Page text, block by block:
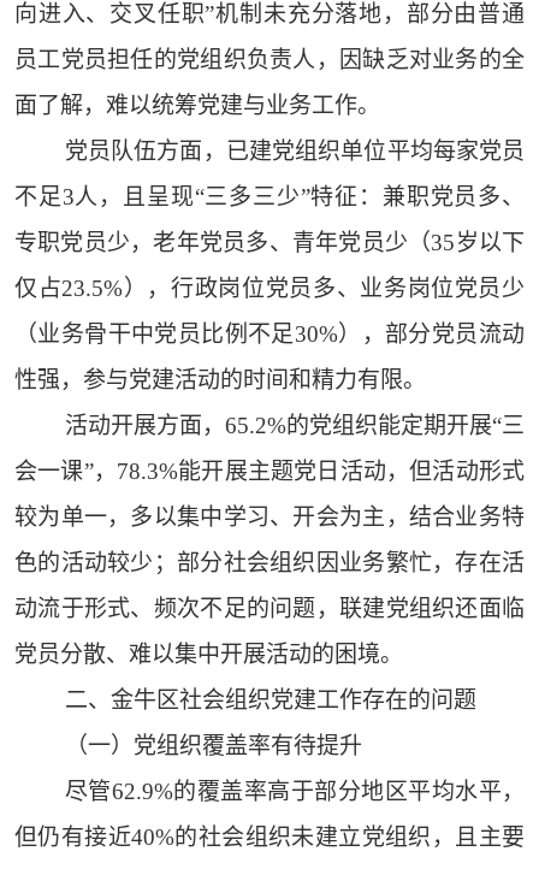
向进入、交叉任职”机制未充分落地，部分由普通
员工党员担任的党组织负责人，因缺乏对业务的全
面了解，难以统筹党建与业务工作。
党员队伍方面，已建党组织单位平均每家党员
不足3人，且呈现“三多三少”特征：兼职党员多、
专职党员少，老年党员多、青年党员少（35岁以下
仅占23.5%），行政岗位党员多、业务岗位党员少
（业务骨干中党员比例不足30%），部分党员流动
性强，参与党建活动的时间和精力有限。
活动开展方面，65.2%的党组织能定期开展“三
会一课”，78.3%能开展主题党日活动，但活动形式
较为单一，多以集中学习、开会为主，结合业务特
色的活动较少；部分社会组织因业务繁忙，存在活
动流于形式、频次不足的问题，联建党组织还面临
党员分散、难以集中开展活动的困境。
二、金牛区社会组织党建工作存在的问题
（一）党组织覆盖率有待提升
尽管62.9%的覆盖率高于部分地区平均水平，
但仍有接近40%的社会组织未建立党组织，且主要